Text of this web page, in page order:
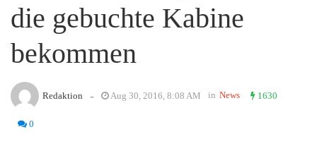
die gebuchte Kabine
bekommen
Redaktion - Aug 30, 2016, 8:08 AM in News 1630
0